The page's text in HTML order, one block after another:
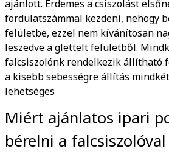
ajánlott. Érdemes a csiszolást
fordulatszámmal kezdeni, nehogy
felületbe, ezzel nem kívánítosan
leszedve a glettelt felületből.
falcsiszolónk rendelkezik állítható
a kisebb sebességre állítás
lehetséges
Miért ajánlatos ipari
bérelni a